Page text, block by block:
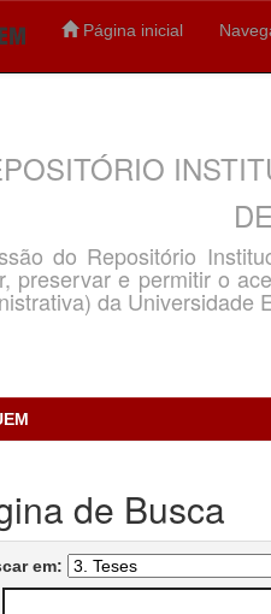
Página inicial
do Repositório
preservar e permitir o
da Universidade
de Busca
em: